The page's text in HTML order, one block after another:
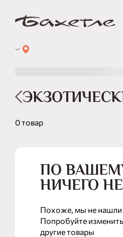
0 товар
ПО
НИЧЕГО
Похоже, мы не нашли
Попробуйте
другие товары